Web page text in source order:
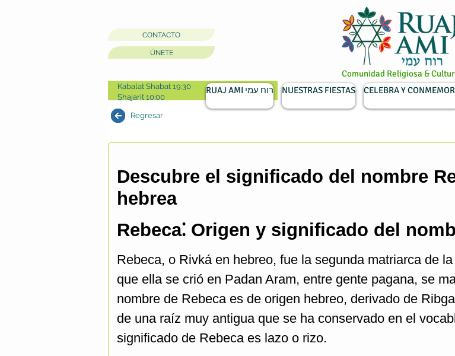
CONTACTO
ÚNETE
Kabalat Shabat 19:30
Shajarit 10:00
Comunidad Religiosa &
Regresar
Descubre el significado del nombre
hebrea
Rebeca⁚ Origen y significado del
Rebeca, o Rivká en hebreo, fue la segunda matriarca de
que ella se crió en Padan Aram, entre gente pagana, se
nombre de Rebeca es de origen hebreo, derivado de
de una raíz muy antigua que se ha conservado en el
significado de Rebeca es lazo o rizo.
RUAJ AMI רוח עמי NUESTRAS FIESTAS CELEBRA Y